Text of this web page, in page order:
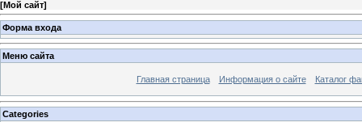
[Мой сайт]
Форма входа
Меню сайта
Главная страница Информация о сайте Каталог
Categories